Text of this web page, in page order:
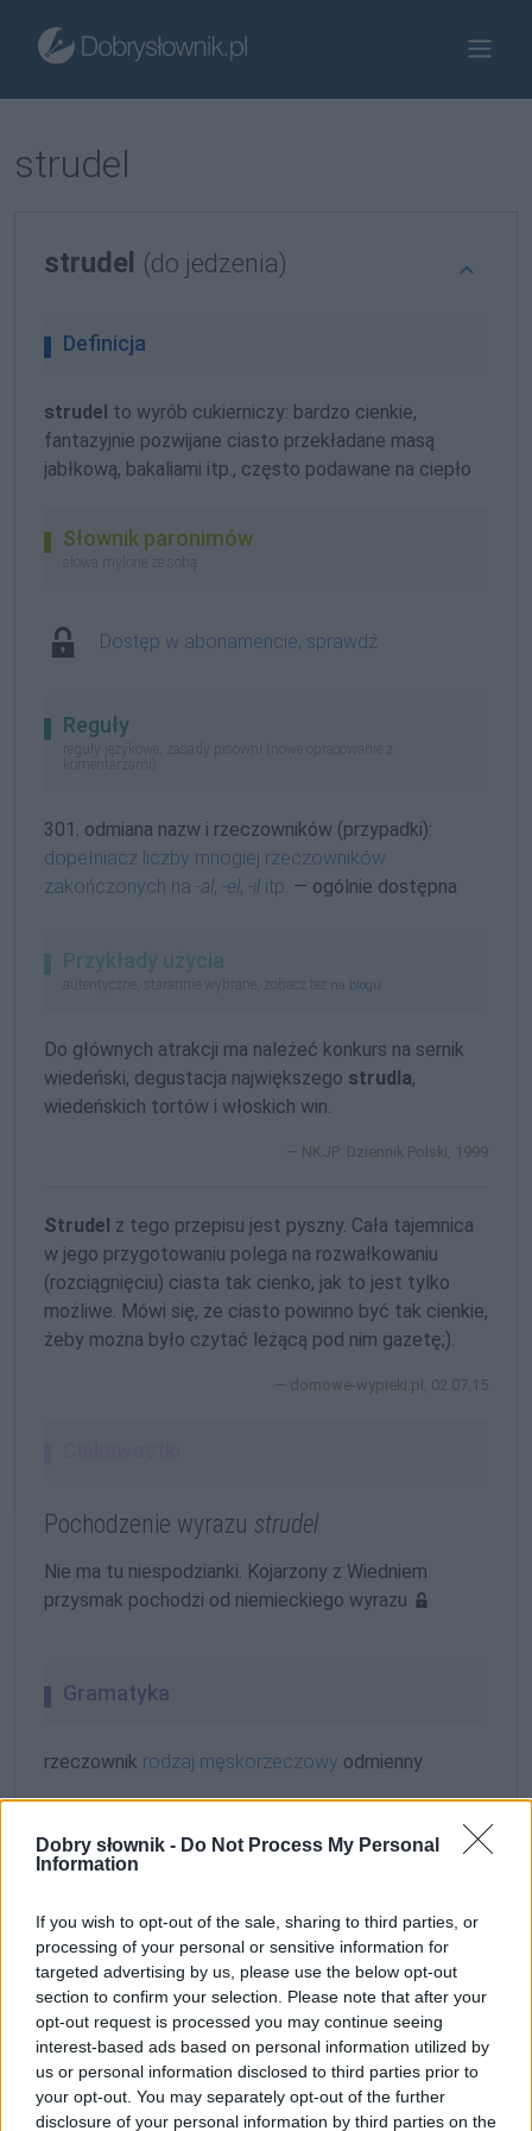
Dobry słownik - Do Not Process My Personal
Information
If you wish to opt-out of the sale, sharing to third parties, or
processing of your personal or sensitive information for
targeted advertising by us, please use the below opt-out
section to confirm your selection. Please note that after your
opt-out request is processed you may continue seeing
interest-based ads based on personal information utilized by
us or personal information disclosed to third parties prior to
your opt-out. You may separately opt-out of the further
disclosure of your personal information by third parties on the
strudel
strudel (do jedzenia)
Definicja
strudel to wyrób cukierniczy: bardzo cienkie,
fantazyjnie pozwijane ciasto przekładane masą
jabłkową, bakaliami itp., często podawane na ciepło
Słownik paronimów
słowa mylone ze sobą
Dostęp w abonamencie, sprawdź
Reguły
reguły językowe, zasady pisowni (nowe opracowanie z
komentarzami)
301. odmiana nazw i rzeczowników (przypadki):
dopełniacz liczby mnogiej rzeczowników
zakończonych na -al, -el, -il itp. — ogólnie dostępna
Przykłady użycia
autentyczne, starannie wybrane, zobacz też na blogu
Do głównych atrakcji ma należeć konkurs na sernik
wiedeński, degustacja największego strudla,
wiedeńskich tortów i włoskich win.
NKJP: Dziennik Polski, 1999
Strudel z tego przepisu jest pyszny. Cała tajemnica
w jego przygotowaniu polega na rozwałkowaniu
(rozciągnięciu) ciasta tak cienko, jak to jest tylko
możliwe. Mówi się, że ciasto powinno być tak cienkie,
żeby można było czytać leżącą pod nim gazetę;).
domowe-wypieki .pl, 02.07.15
Pochodzenie wyrazu strudel
Nie ma tu niespodzianki. Kojarzony z Wiedniem
przysmak pochodzi od niemieckiego wyrazu
Gramatyka
rzeczownik rodzaj męskorzeczowy odmienny
strudel; strudla; strudlach; strudlami; strudle;
ZGŁOŚ POPRAWKĘ